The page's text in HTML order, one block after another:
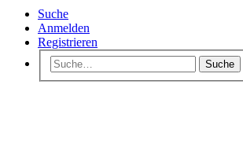
Suche
Anmelden
Registrieren
Suche